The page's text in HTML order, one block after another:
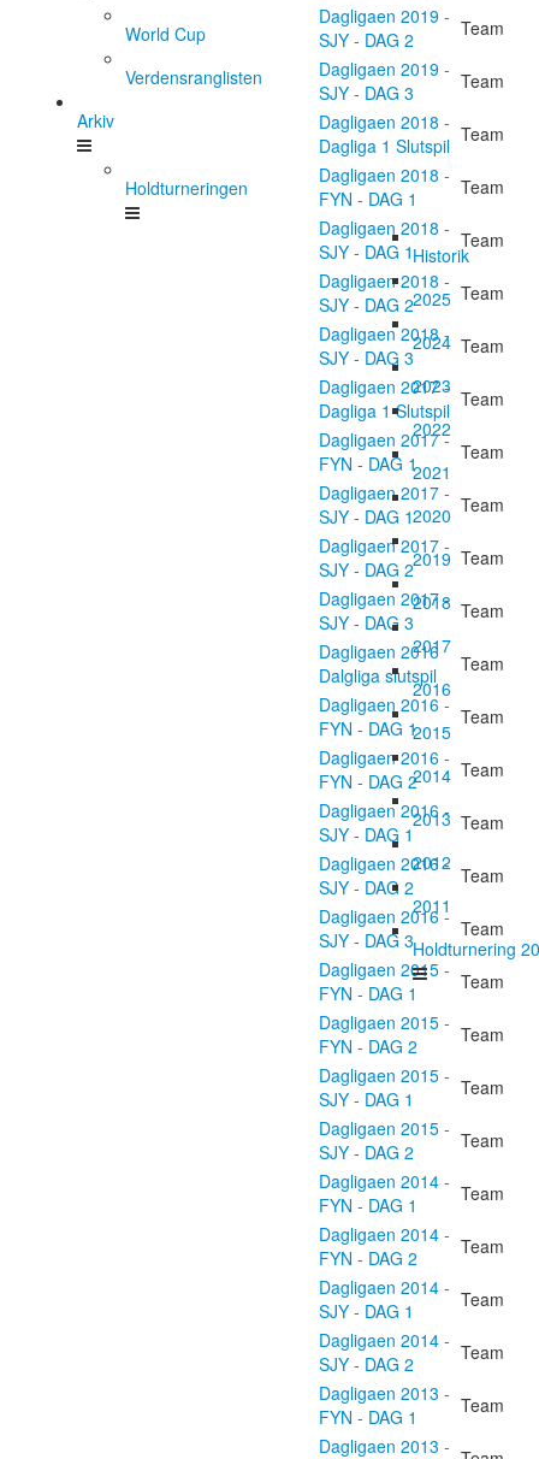
Dagligaen 2019 -
SJY - DAG 2
Team
Dagligaen 2019 -
SJY - DAG 3
Team
Dagligaen 2018 -
Dagliga 1 Slutspil Team
Dagligaen 2018 -
FYN - DAG 1
Team
Dagligaen 2018 -
SJY - DAG 1
Team
Dagligaen 2018 -
SJY - DAG 2
Team
Dagligaen 2018 -
SJY - DAG 3
Team
Dagligaen 2017 -
Dagliga 1 Slutspil Team
Dagligaen 2017 -
FYN - DAG 1
Team
Dagligaen 2017 -
SJY - DAG 1
Team
Dagligaen 2017 -
SJY - DAG 2
Team
Dagligaen 2017 -
SJY - DAG 3
Team
Dagligaen 2016
Dalgliga slutspil
Team
Dagligaen 2016 -
FYN - DAG 1
Team
Dagligaen 2016 -
FYN - DAG 2
Team
Dagligaen 2016 -
SJY - DAG 1
Team
Dagligaen 2016 -
SJY - DAG 2
Team
Dagligaen 2016 -
SJY - DAG 3
Team
Dagligaen 2015 -
FYN - DAG 1
Team
Dagligaen 2015 -
FYN - DAG 2
Team
Dagligaen 2015 -
SJY - DAG 1
Team
Dagligaen 2015 -
SJY - DAG 2
Team
Dagligaen 2014 -
FYN - DAG 1
Team
Dagligaen 2014 -
FYN - DAG 2
Team
Dagligaen 2014 -
SJY - DAG 1
Team
Dagligaen 2014 -
SJY - DAG 2
Team
Dagligaen 2013 -
FYN - DAG 1
Team
Dagligaen 2013 -
World Cup
Verdensranglisten
Arkiv
Holdturneringen
Historik
2025
2024
2023
2022
2021
2020
2019
2018
2017
2016
2015
2014
2013
2012
2011
Holdturnering